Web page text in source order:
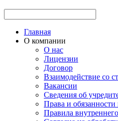
Главная
О компании
О нас
Лицензии
Договор
Взаимодействие со
Вакансии
Сведения об
Права и обязанности
Правила